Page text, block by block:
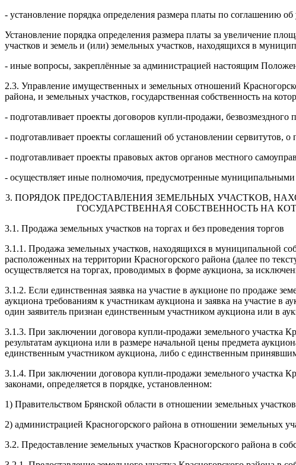
- установление порядка определения размера платы по соглашению
Установление порядка определения размера платы за увеличение
участков и земель и (или) земельных участков, находящихся в
- иные вопросы, закреплённые за администрацией настоящим
2.3. Управление имущественных и земельных отношений
района, и земельных участков, государственная собственность на
- подготавливает проекты договоров купли-продажи,
- подготавливает проекты соглашений об установлении сервитутов,
- подготавливает проекты правовых актов органов местного
- осуществляет иные полномочия, предусмотренные
3. ПОРЯДОК ПРЕДОСТАВЛЕНИЯ ЗЕМЕЛЬНЫХ УЧАСТКОВ,
ГОСУДАРСТВЕННАЯ СОБСТВЕННОСТЬ НА
3.1. Продажа земельных участков на торгах и без проведения торгов
3.1.1. Продажа земельных участков, находящихся в муниципальной
расположенных на территории Красногорского района (далее по
осуществляется на торгах, проводимых в форме аукциона, за
3.1.2. Если единственная заявка на участие в аукционе по продаже
аукциона требованиям к участникам аукциона и заявка на участие в
один заявитель признан единственным участником аукциона или в
3.1.3. При заключении договора купли-продажи земельного участка
результатам аукциона или в размере начальной цены предмета
единственным участником аукциона, либо с единственным
3.1.4. При заключении договора купли-продажи земельного участка
законами, определяется в порядке, установленном:
1) Правительством Брянской области в отношении земельных
2) администрацией Красногорского района в отношении земельных
3.2. Предоставление земельных участков Красногорского района в